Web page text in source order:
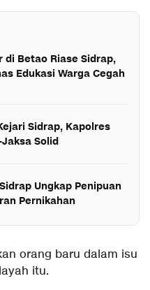
di Betao Riase Sidrap,
Edukasi Warga Cegah
Sidrap, Kapolres
Solid
Ungkap Penipuan
Pernikahan
orang baru dalam isu
itu.